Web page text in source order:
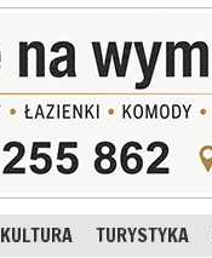
KULTURA TURYSTYKA